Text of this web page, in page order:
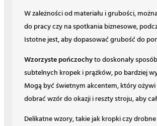
W zależności od materiału i grubości,
do pracy czy na spotkania biznesowe,
Istotne jest, aby dopasować grubość do
Wzorzyste pończochyto doskonały
subtelnych kropek i prążków, po bardziej
Mogą być świetnym akcentem, który
dobrać wzór do okazji i reszty stroju, aby
Delikatne wzory, takie jak kropki czy